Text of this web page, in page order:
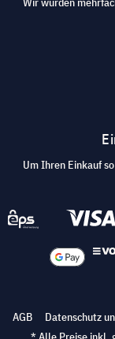
Um Ihren Einkauf
AGB
Datenschutz